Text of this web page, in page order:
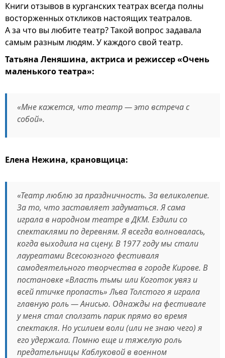
Книги отзывов в курганских театрах всегда полны
восторженных откликов настоящих театралов.
А за что вы любите театр? Такой вопрос задавала
самым разным людям. У каждого свой театр.
Татьяна Леняшина, актриса и режиссер «Очень
маленького театра»:
«Мне кажется, что театр — это встреча с
собой».
Елена Нежина, крановщица:
«Театр люблю за праздничность. За великолепие.
За то, что заставляет задуматься. Я сама
играла в народном театре в ДКМ. Ездили со
спектаклями по деревням. Я всегда волновалась,
когда выходила на сцену. В 1977 году мы стали
лауреатами Всесоюзного фестиваля
самодеятельного творчества в городе Кирове. В
постановке «Власть тьмы или Коготок увяз и
всей птичке пропасть» Льва Толстого я играла
главную роль — Анисью. Однажды на фестивале
у меня стал сползать парик прямо во время
спектакля. Но усилием воли (или не знаю чего) я
его удержала. Помню еще и тяжелую роль
предательницы Каблуковой в военном